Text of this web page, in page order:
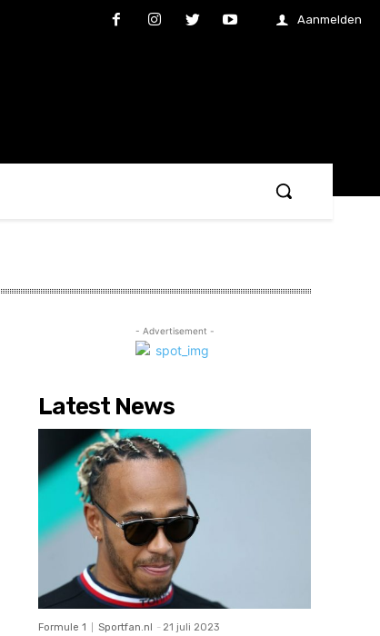
Aanmelden
- Advertisement -
Latest News
Formule 1 Sportfan.nl - 21 juli 2023